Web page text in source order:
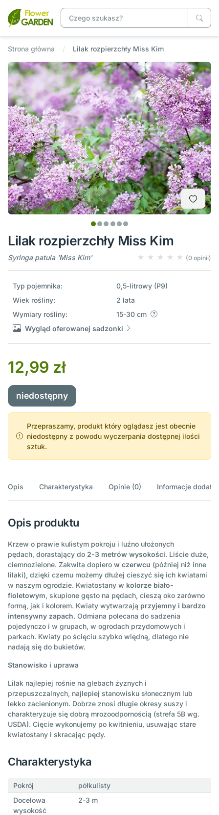
Strona główna Lilak rozpierzchły Miss Kim
Lilak rozpierzchły Miss Kim
Syringa patula 'Miss Kim' (0 opinii)
Typ pojemnika:
0,5-litrowy (P9)
Wiek rośliny:
2 lata
Wymiary rośliny:
15-30 cm
Wygląd oferowanej sadzonki
12,99 zł
niedostępny
Przepraszamy, produkt który oglądasz jest obecnie
niedostępny z powodu wyczerpania dostępnej ilości
sztuk.
Opis Charakterystyka Opinie (0) Informacje
Opis produktu
Krzew o prawie kulistym pokroju i luźno ułożonych
pędach, dorastający do 2-3 metrów wysokości. Liście duże,
ciemnozielone. Zakwita dopiero w czerwcu (później niż inne
lilaki), dzięki czemu możemy dłużej cieszyć się ich kwiatami
w naszym ogrodzie. Kwiatostany w kolorze biało-
fioletowym, skupione gęsto na pędach, cieszą oko zarówno
formą, jak i kolorem. Kwiaty wytwarzają przyjemny i bardzo
intensywny zapach. Odmiana polecana do sadzenia
pojedynczo i w grupach, w ogrodach przydomowych i
parkach. Kwiaty po ścięciu szybko więdną, dlatego nie
nadają się do bukietów.
Stanowisko i uprawa
Lilak najlepiej rośnie na glebach żyznych i
przepuszczalnych, najlepiej stanowisku słonecznym lub
lekko zacienionym. Dobrze znosi długie okresy suszy i
charakteryzuje się dobrą mrozoodpornością (strefa 5B wg.
USDA). Cięcie wykonujemy po kwitnieniu, usuwając stare
kwiatostany i skracając pędy.
Charakterystyka
Pokrój
półkulisty
Docelowa
wysokość
2-3 m